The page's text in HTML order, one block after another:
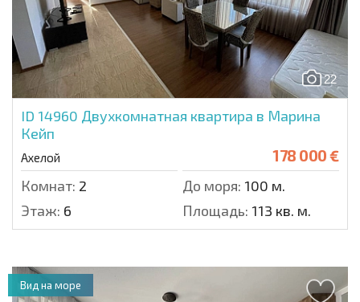
22
ID 14960 Двухкомнатная квартира в Марина
Кейп
Ахелой 178 000 €
Комнат: 2 До моря: 100 м.
Этаж: 6 Площадь: 113 кв. м.
Вид на море